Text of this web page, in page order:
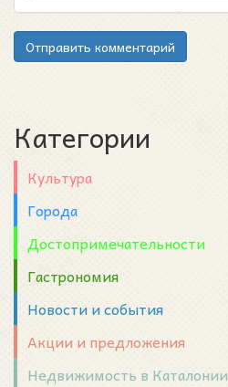
Отправить комментарий
Категории
Культура
Города
Достопримечательности
Гастрономия
Новости и события
Акции и предложения
Недвижимость в Каталонии